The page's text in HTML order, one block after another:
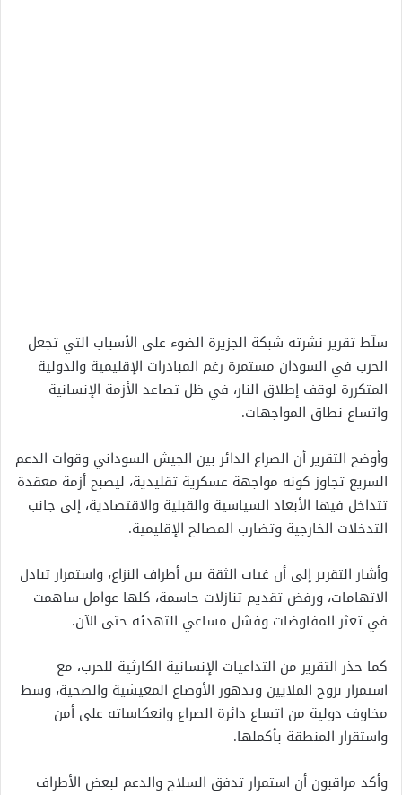
سلّط تقرير نشرته شبكة الجزيرة الضوء على الأسباب التي تجعل
الحرب في السودان مستمرة رغم المبادرات الإقليمية والدولية
المتكررة لوقف إطلاق النار، في ظل تصاعد الأزمة الإنسانية
واتساع نطاق المواجهات.
وأوضح التقرير أن الصراع الدائر بين الجيش السوداني وقوات الدعم
السريع تجاوز كونه مواجهة عسكرية تقليدية، ليصبح أزمة معقدة
تتداخل فيها الأبعاد السياسية والقبلية والاقتصادية، إلى جانب
التدخلات الخارجية وتضارب المصالح الإقليمية.
وأشار التقرير إلى أن غياب الثقة بين أطراف النزاع، واستمرار تبادل
الاتهامات، ورفض تقديم تنازلات حاسمة، كلها عوامل ساهمت
في تعثر المفاوضات وفشل مساعي التهدئة حتى الآن.
كما حذر التقرير من التداعيات الإنسانية الكارثية للحرب، مع
استمرار نزوح الملايين وتدهور الأوضاع المعيشية والصحية، وسط
مخاوف دولية من اتساع دائرة الصراع وانعكاساته على أمن
واستقرار المنطقة بأكملها.
وأكد مراقبون أن استمرار تدفق السلاح والدعم لبعض الأطراف